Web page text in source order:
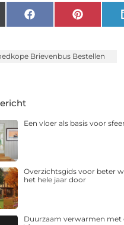
FacebookPinterest
Brievenbus Bestellen
Een vloer als basis voor
Overzichtsgids voor beter
het hele jaar door
Duurzaam verwarmen met